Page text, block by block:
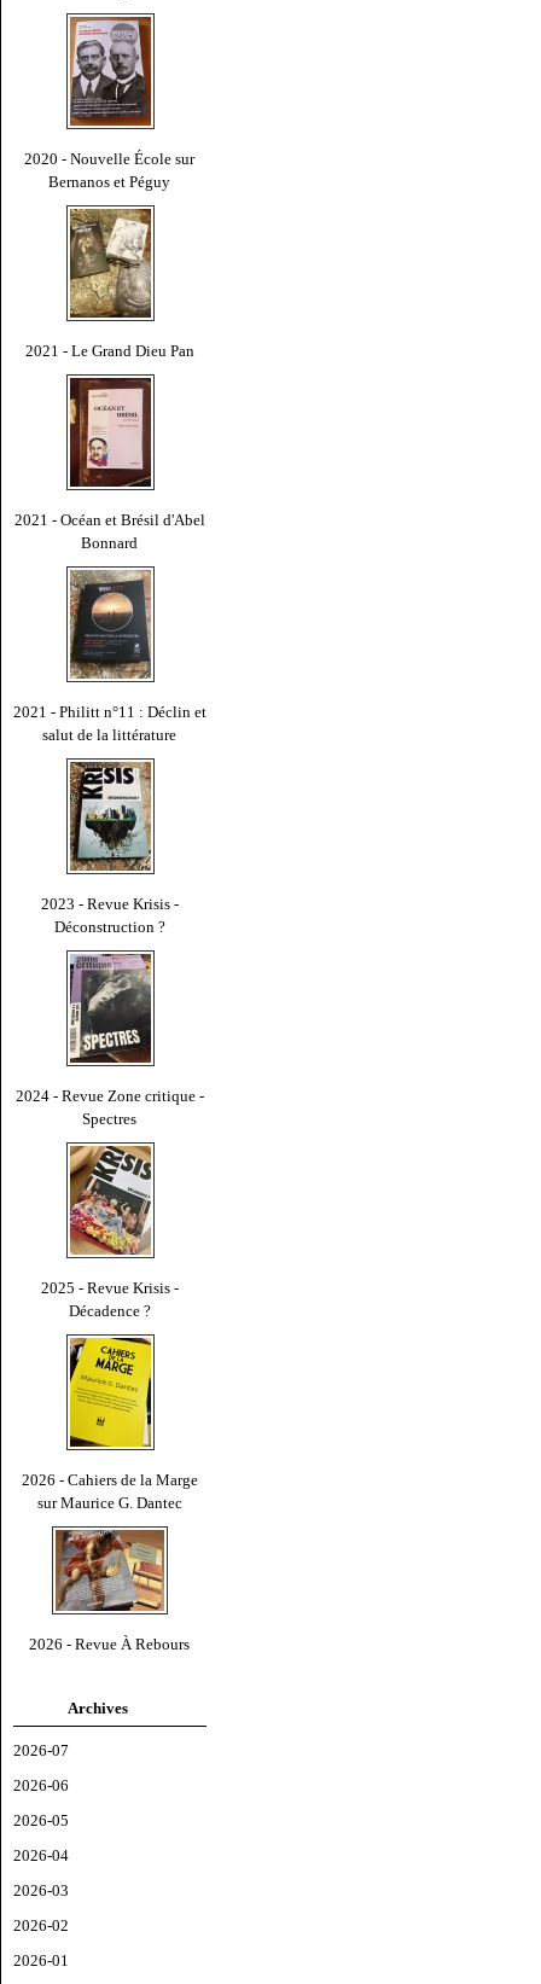
2020 - Nouvelle École sur
Bernanos et Péguy
2021 - Le Grand Dieu Pan
2021 - Océan et Brésil d'Abel
Bonnard
2021 - Philitt n°11 : Déclin et
salut de la littérature
2023 - Revue Krisis -
Déconstruction ?
2024 - Revue Zone critique -
Spectres
2025 - Revue Krisis -
Décadence ?
2026 - Cahiers de la Marge
sur Maurice G. Dantec
2026 - Revue À Rebours
Archives
2026-07
2026-06
2026-05
2026-04
2026-03
2026-02
2026-01